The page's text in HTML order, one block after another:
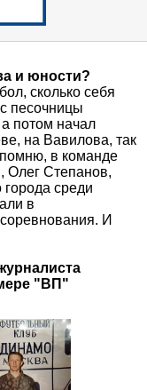
и юности?
сколько себя
песочницы
потом начал
на Вавилова, так
помню, в команде
Степанов,
среди
в
И
"ВП"